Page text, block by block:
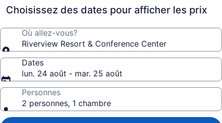
Choisissez des dates pour afficher les prix
Où allez-vous?
Riverview Resort & Conference Center
Dates
lun. 24 août - mar. 25 août
Personnes
2 personnes, 1 chambre